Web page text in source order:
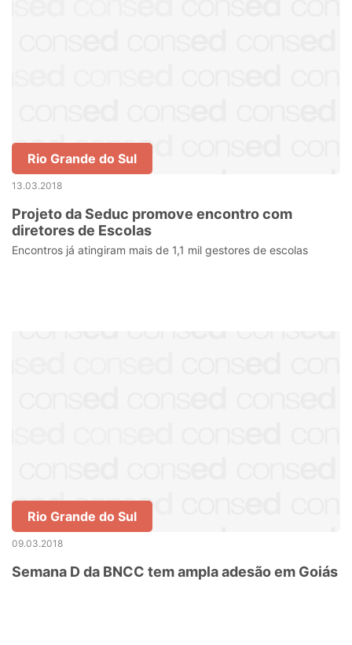
Rio Grande do Sul
13.03.2018
Projeto da Seduc promove encontro com
diretores de Escolas
Encontros já atingiram mais de 1,1 mil gestores de escolas
Rio Grande do Sul
09.03.2018
Semana D da BNCC tem ampla adesão em Goiás